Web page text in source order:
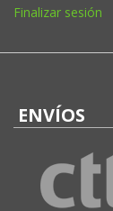
Finalizar sesión
ENVÍOS